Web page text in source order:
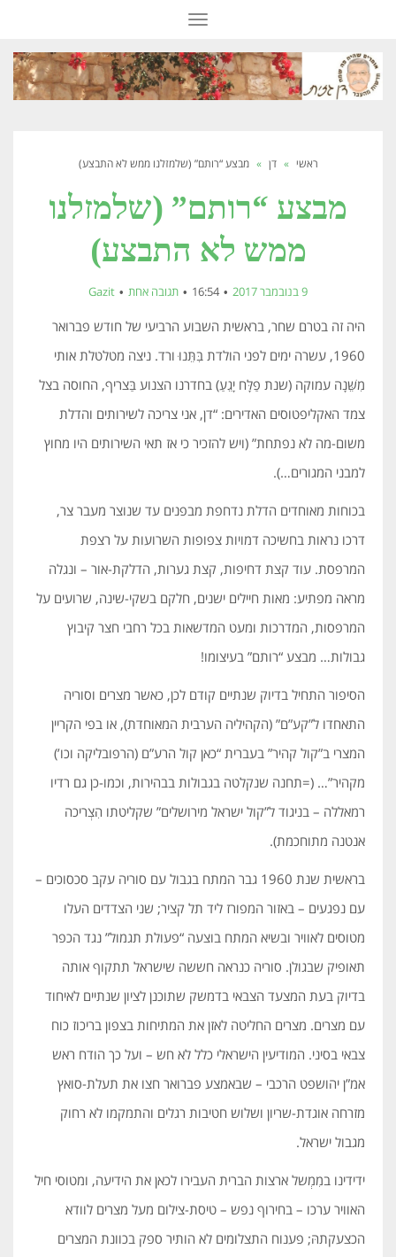
תפריט
ראשי » דן » מבצע “רותם” (שלמזלנו ממש לא התבצע)
מבצע “רותם” (שלמזלנו
ממש לא התבצע)
9 בנובמבר 2017 16:54 תגובה אחת Gazit
היה זה בטרם שחר, בראשית השבוע הרביעי של חודש פברואר
1960, עשרה ימים לפני הולדת בִּתֵּנוּ ורד. ניצה מטלטלת אותי
מִשֵּׁנָה עמוקה (שנת פַלָּח יָגֵעַ) בחדרנו הצנוע בַּצריף, החוסה בצל
צמד האקליפטוסים האדירים: “דן, אני צריכה לשירותים והדלת
משום-מה לא נפתחת” (ויש להזכיר כי אז תאי השירותים היו מחוץ
למבני המגורים…).
בכוחות מאוחדים הדלת נדחפת מבפנים עד שנוצר מעבר צר,
דרכו נראות בחשיכה דמויות צפופות השרועות על רצפת
המרפסת. עוד קצת דחיפות, קצת גערות, הדלקת-אור – ונגלה
מראה מפתיע: מאות חיילים ישנים, חלקם בשקי-שינה, שרועים על
המרפסות, המדרכות ומעט המדשאות בכל רחבי חצר קיבוץ
גבולות… מבצע “רותם” בעיצומו!
הסיפור התחיל בדיוק שנתיים קודם לכן, כאשר מצרים וסוריה
התאחדו ל”קע”ם” (הקהיליה הערבית המאוחדת), או בפי הקריין
המצרי ב”קול קהיר” בעברית “כאן קול הרע”ם (הרפובליקה וכו’)
מקהיר”… (=תחנה שנקלטה בגבולות בבהירות, וכמו-כן גם רדיו
רמאללה – בניגוד ל”קול ישראל מירושלים” שקליטתו הִצְריכה
אנטנה מתוחכמת).
בראשית שנת 1960 גבר המתח בגבול עם סוריה עקב סכסוכים –
עם נפגעים – באזור המפורז ליד תל קציר; שני הצדדים העלו
מטוסים לאוויר ובשיא המתח בוצעה “פעולת תגמול” נגד הכפר
תאופיק שבגולן. סוריה כנראה חששה שישראל תתקוף אותה
בדיוק בעת המצעד הצבאי בדמשק שתוכנן לציון שנתיים לאיחוד
עם מצרים. מצרים החליטה לאזן את המתיחות בצפון בריכוז כוח
צבאי בסיני. המודיעין הישראלי כלל לא חש – ועל כך הודח ראש
אמ”ן יהושפט הרכבי – שבאמצע פברואר חצו את תעלת-סואץ
מזרחה אוגדת-שריון ושלוש חטיבות רגלים והתמקמו לא רחוק
מגבול ישראל.
ידידינו במִמְשל ארצות הברית העבירו לכאן את הידיעה, ומטוסי חיל
האוויר ערכו – בחירוף נפש – טיסת-צילום מעל מצרים לוודא
הכצעקתהּ; פענוח התצלומים לא הותיר ספק בכוונת המצרים